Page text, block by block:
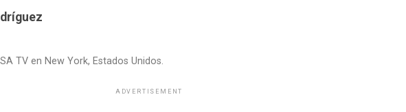
TV en New York, Estados Unidos.
ADVERTISEMENT